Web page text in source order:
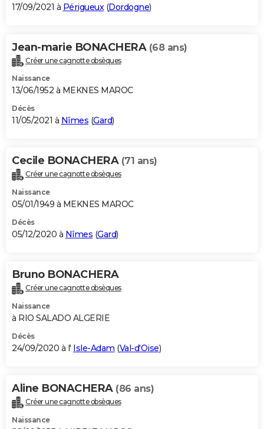
17/09/2021 à Périgueux (Dordogne)
Jean-marie BONACHERA (68 ans)
Créer une cagnotte obsèques
Naissance
13/06/1952 à MEKNES MAROC
Décès
11/05/2021 à Nîmes (Gard)
Cecile BONACHERA (71 ans)
Créer une cagnotte obsèques
Naissance
05/01/1949 à MEKNES MAROC
Décès
05/12/2020 à Nîmes (Gard)
Bruno BONACHERA
Créer une cagnotte obsèques
Naissance
à RIO SALADO ALGERIE
Décès
24/09/2020 à l' Isle-Adam (Val-d'Oise)
Aline BONACHERA (86 ans)
Créer une cagnotte obsèques
Naissance